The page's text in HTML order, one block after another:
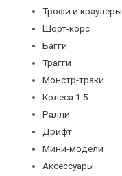
Трофи и краулеры
Шорт-корс
Багги
Трагги
Монстр-траки
Колеса 1:5
Ралли
Дрифт
Мини-модели
Аксессуары